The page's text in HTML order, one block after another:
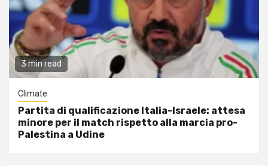
3 min read
Climate
Partita di qualificazione Italia-Israele: attesa
minore per il match rispetto alla marcia pro-
Palestina a Udine